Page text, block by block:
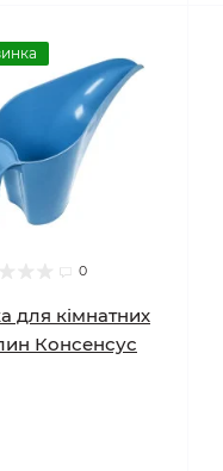
0
для кімнатних
Консенсус